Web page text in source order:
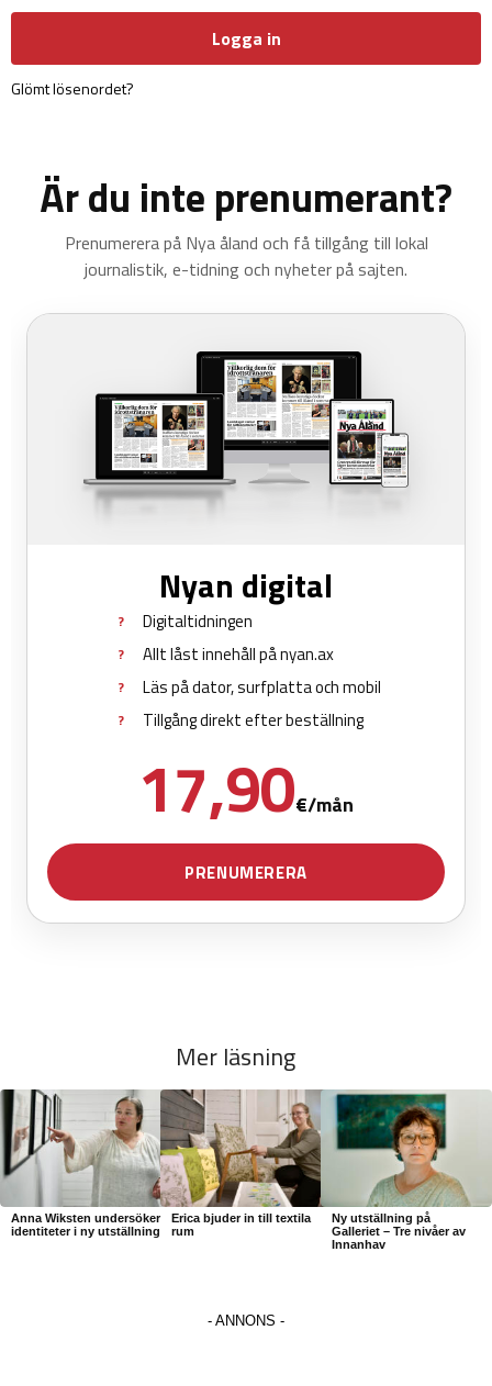
Mer läsning
Anna Wiksten undersöker
identiteter i ny utställning
Erica bjuder in till textila
rum
Ny utställning på
Galleriet – Tre nivåer av
Innanhav